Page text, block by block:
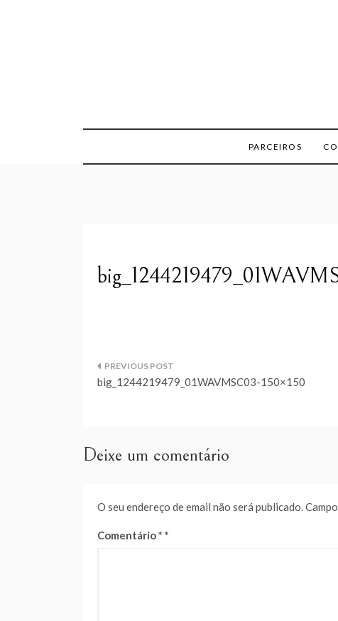
PARCEIROS
Navegação
big_1244219479_01WAVMSC03-150×150
Deixe um comentário
O seu endereço de email não será publicado.
Comentário*